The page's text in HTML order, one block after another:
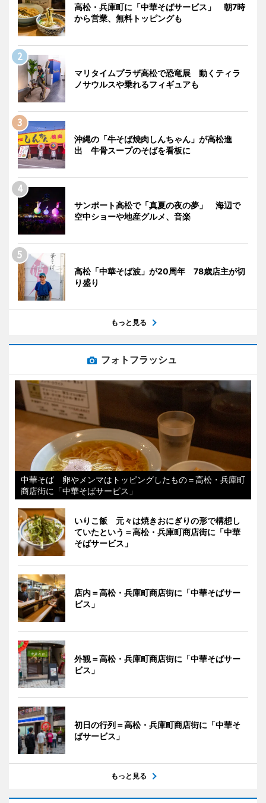
高松・兵庫町に「中華そばサービス」 朝7時
から営業、無料トッピングも
マリタイムプラザ高松で恐竜展 動くティラ
ノサウルスや乗れるフィギュアも
沖縄の「牛そば焼肉しんちゃん」が高松進
出 牛骨スープのそばを看板に
サンポート高松で「真夏の夜の夢」 海辺で
空中ショーや地産グルメ、音楽
高松「中華そば波」が20周年 78歳店主が切
り盛り
もっと見る
フォトフラッシュ
中華そば 卵やメンマはトッピングしたもの＝高松・兵庫町
商店街に「中華そばサービス」
いりこ飯 元々は焼きおにぎりの形で構想し
ていたという＝高松・兵庫町商店街に「中華
そばサービス」
店内＝高松・兵庫町商店街に「中華そばサー
ビス」
外観＝高松・兵庫町商店街に「中華そばサー
ビス」
初日の行列＝高松・兵庫町商店街に「中華そ
ばサービス」
もっと見る